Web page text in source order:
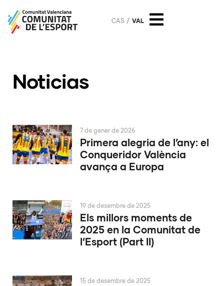
CAS VAL
Noticias
Primera alegria de l’any: el
Conqueridor València
avança a Europa
7 de gener de 2026
Els millors moments de
2025 en la Comunitat de
l’Esport (Part II)
19 de desembre de 2025
15 de desembre de 2025